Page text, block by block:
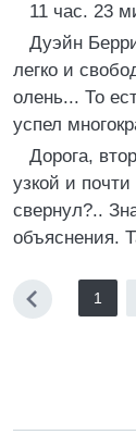
11 час. 23
Дуэйн
легко и
олень... То
успел
Дорога,
узкой и
свернул?..
объяснения.
1